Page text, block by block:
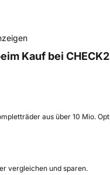
Kauf bei
aus über 10 Mio.
vergleichen und sparen.